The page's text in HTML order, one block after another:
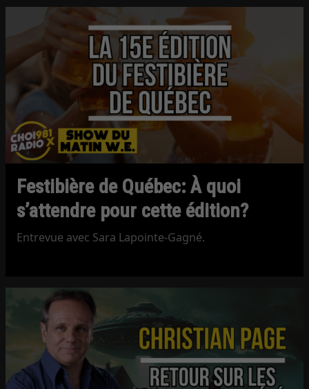
Festibière de Québec: À quoi
s’attendre pour cette édition?
Entrevue avec Sara Lapointe-Gagné.